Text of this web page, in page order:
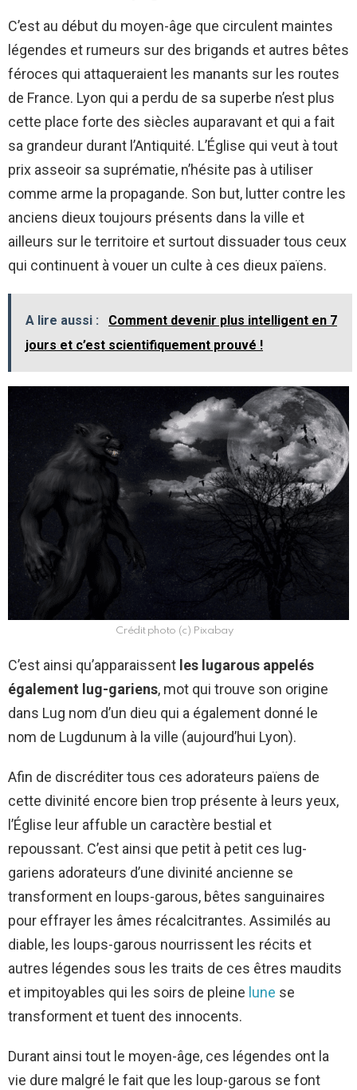
C’est au début du moyen-âge que circulent maintes
légendes et rumeurs sur des brigands et autres bêtes
féroces qui attaqueraient les manants sur les routes
de France. Lyon qui a perdu de sa superbe n’est plus
cette place forte des siècles auparavant et qui a fait
sa grandeur durant l’Antiquité. L’Église qui veut à tout
prix asseoir sa suprématie, n’hésite pas à utiliser
comme arme la propagande. Son but, lutter contre les
anciens dieux toujours présents dans la ville et
ailleurs sur le territoire et surtout dissuader tous ceux
qui continuent à vouer un culte à ces dieux païens.
A lire aussi :
Comment devenir plus intelligent en 7
jours et c’est scientifiquement prouvé !
Crédit photo (c) Pixabay
C’est ainsi qu’apparaissent les lugarous appelés
également lug-gariens, mot qui trouve son origine
dans Lug nom d’un dieu qui a également donné le
nom de Lugdunum à la ville (aujourd’hui Lyon).
Afin de discréditer tous ces adorateurs païens de
cette divinité encore bien trop présente à leurs yeux,
l’Église leur affuble un caractère bestial et
repoussant. C’est ainsi que petit à petit ces lug-
gariens adorateurs d’une divinité ancienne se
transforment en loups-garous, bêtes sanguinaires
pour effrayer les âmes récalcitrantes. Assimilés au
diable, les loups-garous nourrissent les récits et
autres légendes sous les traits de ces êtres maudits
et impitoyables qui les soirs de pleine lune se
transforment et tuent des innocents.
Durant ainsi tout le moyen-âge, ces légendes ont la
vie dure malgré le fait que les loup-garous se font